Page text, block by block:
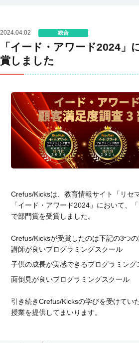
2024.04.02 総合
「イード・アワード2024」
賞しました
Crefus/Kicksは、教育情報サイト「リセ
「イード・アワード2024」において、
で部門賞を受賞しました。
Crefus/Kicksが受賞したのは下記の3つの
講師が良いプログラミングスクール
子供の成長が実感できるプログラミング
面倒見が良いプログラミングスクール
引き続きCrefus/Kicksの学びを受けてい
授業を提供してまいります。